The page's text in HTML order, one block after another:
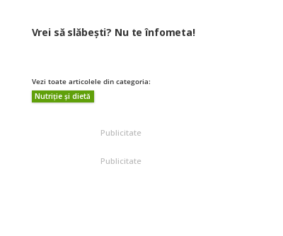
Vrei să slăbești? Nu te înfometa!
Vezi toate articolele din categoria:
Nutriție și dietă
Publicitate
Publicitate